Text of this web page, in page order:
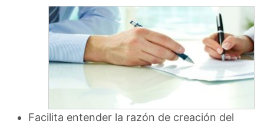
Facilita entender la razón de creación del